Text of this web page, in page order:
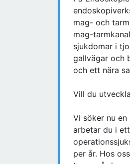
mag- och
mag-
sjukdomar i
gallvägar och
och ett nära
Vill du
Vi söker nu
arbetar du i
per år. Hos